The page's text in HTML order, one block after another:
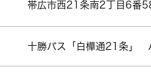
帯広市西21条南2丁目6番
十勝バス「白樺通21条」